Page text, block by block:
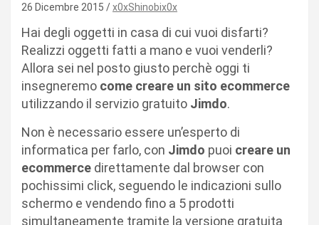
26 Dicembre 2015 x0xShinobix0x
Hai degli oggetti in casa di cui vuoi disfarti?
Realizzi oggetti fatti a mano e vuoi venderli?
Allora sei nel posto giusto perchè oggi ti
insegneremo come creare un sito ecommerce
utilizzando il servizio gratuito Jimdo.
Non è necessario essere un’esperto di
informatica per farlo, con Jimdo puoi creare un
ecommerce direttamente dal browser con
pochissimi click, seguendo le indicazioni sullo
schermo e vendendo fino a 5 prodotti
simultaneamente tramite la versione gratuita